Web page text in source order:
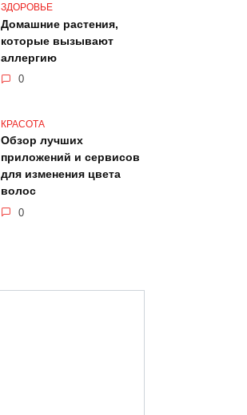
ЗДОРОВЬЕ
Домашние растения,
которые вызывают
аллергию
0
КРАСОТА
Обзор лучших
приложений и сервисов
для изменения цвета
волос
0